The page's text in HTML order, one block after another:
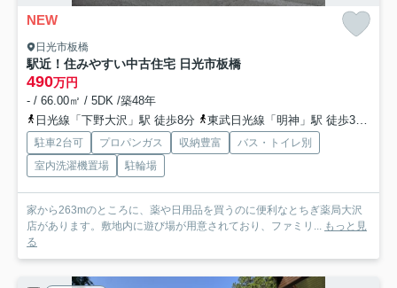
NEW
日光市板橋
駅近！住みやすい中古住宅 日光市板橋
490万円
- / 66.00㎡ / 5DK /築48年
日光線「下野大沢」駅 徒歩8分
東武日光線「明神」駅 徒歩37分
駐車2台可 プロパンガス 収納豊富
バス・トイレ別
室内洗濯機置場
駐輪場
家から263mのところに、薬や日用品を買うのに便利なとちぎ薬局大沢
店があります。敷地内に遊び場が用意されており、ファミリ... もっと見
る